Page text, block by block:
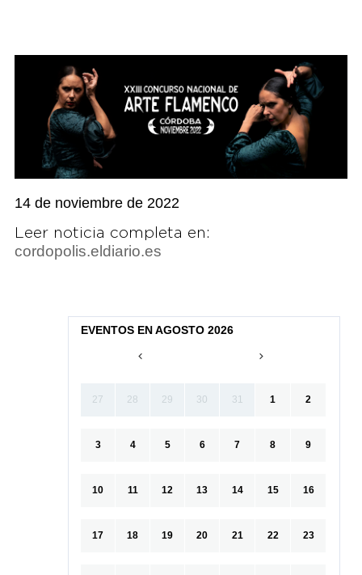
14 de noviembre de 2022
Leer noticia completa en:
cordopolis.eldiario.es
EVENTOS EN AGOSTO 2026
27 28 29 30 31 1 2
3 4 5 6 7 8 9
10 11 12 13 14 15 16
17 18 19 20 21 22 23